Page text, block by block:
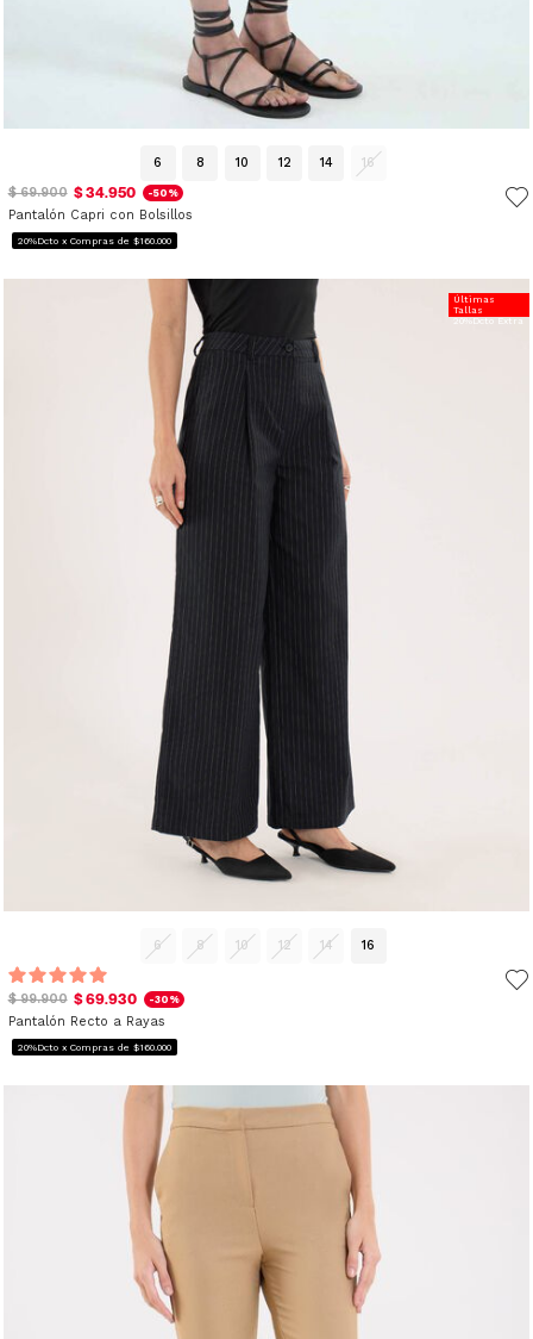
6 8 10 12 14
16
$ 69.900 $ 34.950 -50%
Pantalón Capri con Bolsillos
20%Dcto x Compras de $160.000
6 8 10 12 14 16
Últimas
Tallas
20%Dcto Extra
$ 99.900 $ 69.930 -30%
Pantalón Recto a Rayas
20%Dcto x Compras de $160.000